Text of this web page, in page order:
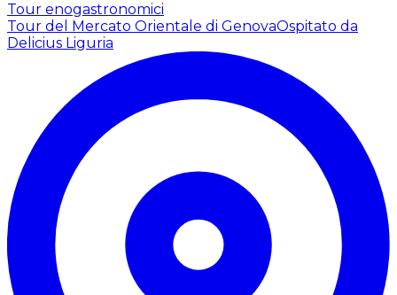
Tour enogastronomici
Tour del Mercato Orientale di GenovaOspitato da
Delicius Liguria